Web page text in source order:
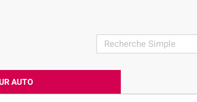
search
AUTO